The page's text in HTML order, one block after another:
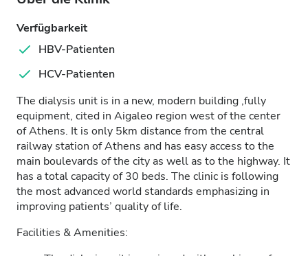
Verfügbarkeit
HBV-Patienten
HCV-Patienten
The dialysis unit is in a new, modern building ,fully
equipment, cited in Aigaleo region west of the center
of Athens. It is only 5km distance from the central
railway station of Athens and has easy access to the
main boulevards of the city as well as to the highway. It
has a total capacity of 30 beds. The clinic is following
the most advanced world standards emphasizing in
improving patients’ quality of life.
Facilities & Amenities: